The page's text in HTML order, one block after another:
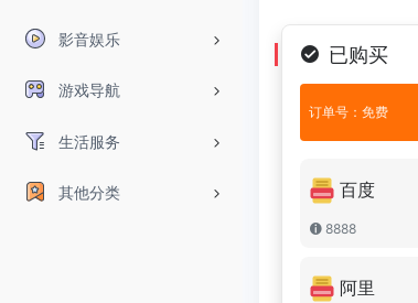
影音娱乐
游戏导航
生活服务
其他分类
已购买
订单号：免费
百度
8888
阿里